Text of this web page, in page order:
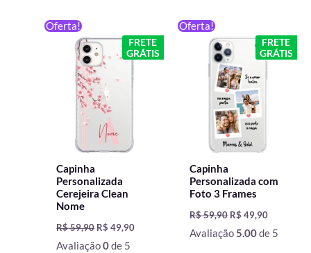
Oferta!
FRETE
GRÁTIS
Capinha
Personalizada
Cerejeira Clean
Nome
R$59,90
original
era:
R$ 59,90.
R$ 49,90
preço
atual
é:
Avaliação0de 5
Oferta!
FRETE
GRÁTIS
Capinha
Personalizada com
Foto 3 Frames
R$59,90
original
era:
R$ 59,90.
R$ 49,90
preço
atual
é:
Avaliação5.00de 5